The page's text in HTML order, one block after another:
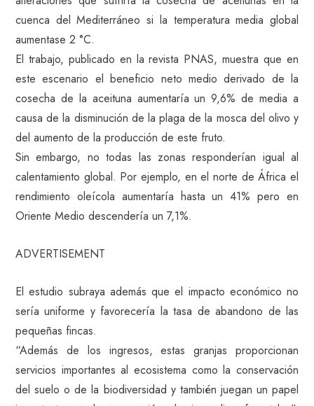
cuenca del Mediterráneo si la temperatura media global
aumentase 2 °C.
El trabajo, publicado en la revista PNAS, muestra que en
este escenario el beneficio neto medio derivado de la
cosecha de la aceituna aumentaría un 9,6% de media a
causa de la disminución de la plaga de la mosca del olivo y
del aumento de la producción de este fruto.
Sin embargo, no todas las zonas responderían igual al
calentamiento global. Por ejemplo, en el norte de África el
rendimiento oleícola aumentaría hasta un 41% pero en
Oriente Medio descendería un 7,1%.
ADVERTISEMENT
El estudio subraya además que el impacto económico no
sería uniforme y favorecería la tasa de abandono de las
pequeñas fincas.
“Además de los ingresos, estas granjas proporcionan
servicios importantes al ecosistema como la conservación
del suelo o de la biodiversidad y también juegan un papel